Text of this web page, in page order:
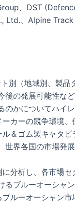
、DST
Ltd.、Alpine
別（地域別、製
後の発展可能性な
かについてハイレ
カーの競争環境、
＆ゴム製キャタ
界各国の市場発
分析し、各市場
ブルーオーシャ
ルーオーシャン